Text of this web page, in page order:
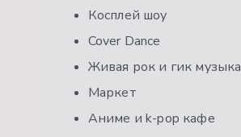
Косплей шоу
Cover Dance
Живая рок и гик музыка
Маркет
Аниме и k-pop кафе